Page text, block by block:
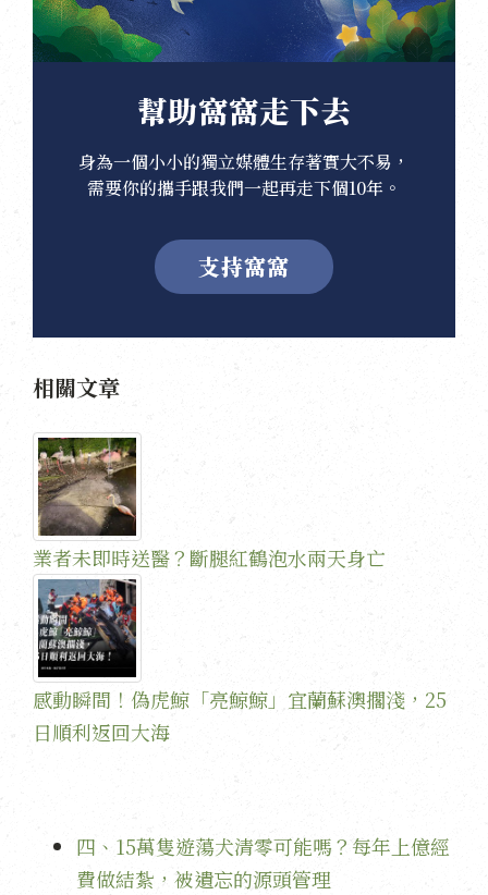
幫助窩窩走下去
身為一個小小的獨立媒體生存著實大不易，
需要你的攜手跟我們一起再走下個10年。
支持窩窩
相關文章
業者未即時送醫？斷腿紅鶴泡水兩天身亡
感動瞬間！偽虎鯨「亮鯨鯨」宜蘭蘇澳擱淺，25
日順利返回大海
四、15萬隻遊蕩犬清零可能嗎？每年上億經
費做結紮，被遺忘的源頭管理